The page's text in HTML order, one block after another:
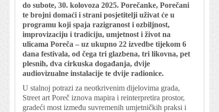
do subote, 30. kolovoza 2025. Porečanke, Porečani
te brojni domaći i strani posjetitelji uživat će u
programu koji spaja razigranost i ozbiljnost,
improvizaciju i tradiciju, umjetnost i život na
ulicama Poreča – uz ukupno 22 izvedbe tijekom 6
dana festivala, od čega tri glazbena, tri likovna, pet
plesnih, dva cirkuska događanja, dvije
audiovizualne instalacije te dvije radionice.
U stalnoj potrazi za neotkrivenim dijelovima grada,
Street art Poreč iznova mapira i reinterpretira prostor,
gradeći most između suvremenih umjetničkih praksi i